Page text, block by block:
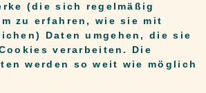
(die sich regelmäßig
zu erfahren, wie sie mit
Daten umgehen, die sie
verarbeiten. Die
werden so weit wie möglich